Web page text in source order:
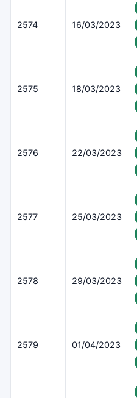
2574 16/03/2023
2575 18/03/2023
2576 22/03/2023
2577 25/03/2023
2578 29/03/2023
2579 01/04/2023